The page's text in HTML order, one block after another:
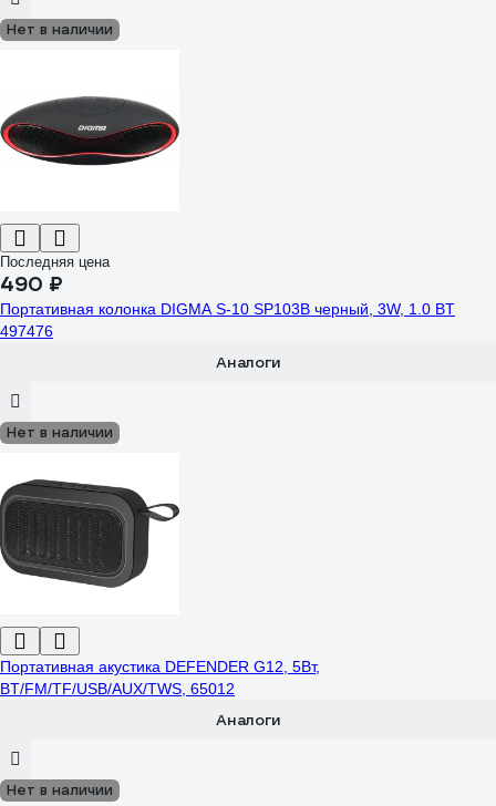
Нет в наличии
Последняя цена
490 ₽
Портативная колонка DIGMA S-10 SP103B черный, 3W, 1.0 BT
497476
Аналоги
Нет в наличии
Портативная акустика DEFENDER G12, 5Вт,
BT/FM/TF/USB/AUX/TWS, 65012
Аналоги
Нет в наличии